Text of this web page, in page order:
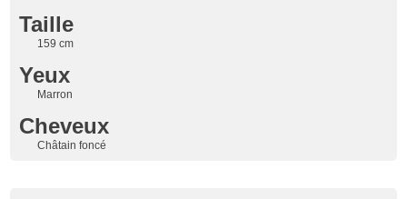
Taille
159 cm
Yeux
Marron
Cheveux
Châtain foncé